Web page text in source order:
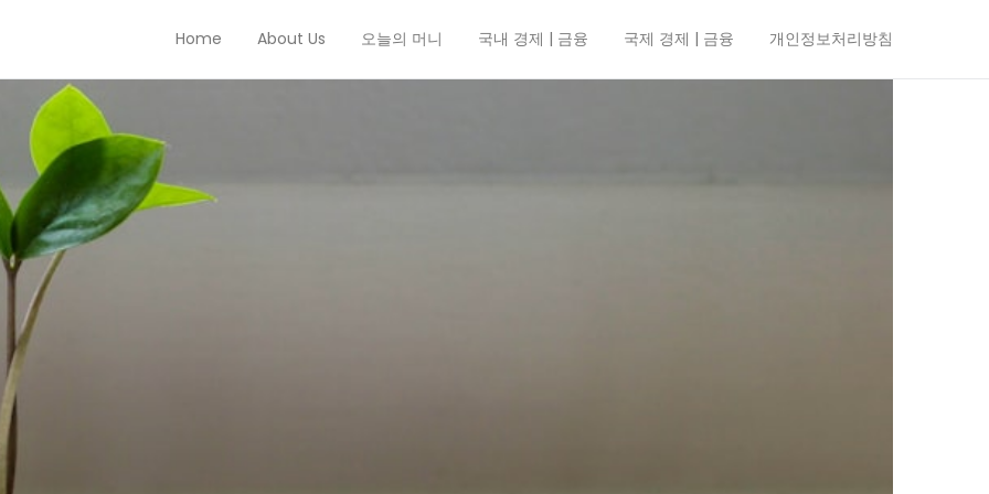
Home About Us 오늘의 머니 국내 경제 | 금융 국제 경제 | 금융 개인정보처리방침